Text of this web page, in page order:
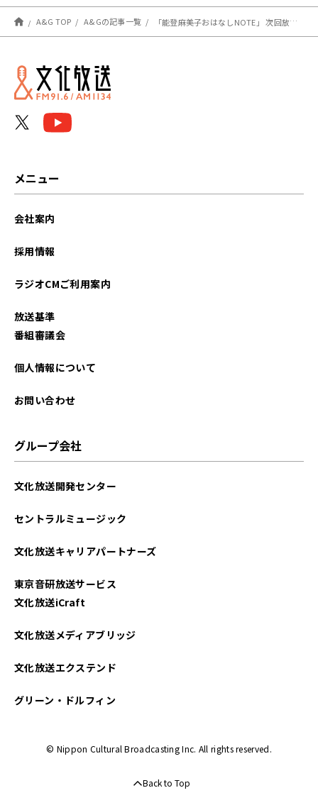
A&G TOP A&Gの記事一覧 「能登麻美子おはなしNOTE」 次回放送は、5/29（水）22：00～
メニュー
会社案内
採用情報
ラジオCMご利用案内
放送基準
番組審議会
個人情報について
お問い合わせ
グループ会社
文化放送開発センター
セントラルミュージック
文化放送キャリアパートナーズ
東京音研放送サービス
文化放送iCraft
文化放送メディアブリッジ
文化放送エクステンド
グリーン・ドルフィン
© Nippon Cultural Broadcasting Inc. All rights reserved.
Back to Top